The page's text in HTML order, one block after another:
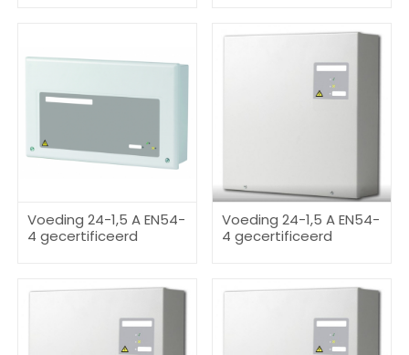
Voeding 24-1,5 A EN54-
4 gecertificeerd
Voeding 24-1,5 A EN54-
4 gecertificeerd